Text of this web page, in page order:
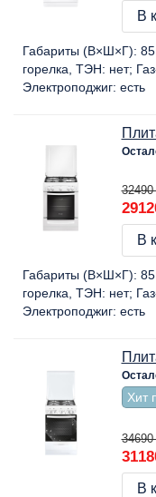
В
Габариты (В×Ш×Г):
горелка, ТЭН: нет
Электроподжиг: есть
32490
В
Габариты (В×Ш×Г):
горелка, ТЭН: нет
Электроподжиг: есть
Хит
34690
В